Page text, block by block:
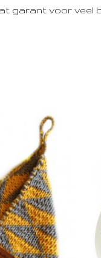
garant voor veel